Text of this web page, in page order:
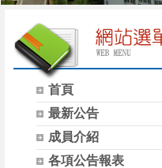
首頁
最新公告
成員介紹
各項公告報表